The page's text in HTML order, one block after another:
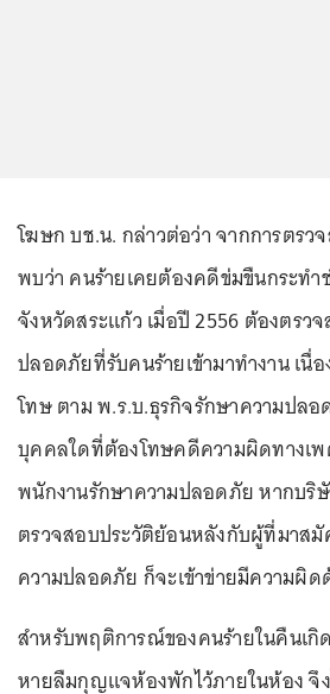
โฆษก บช.น. กล่าวต่อว่า จากการตรว
พบว่า คนร้ายเคยต้องคดีข่มขืนกระทำ
จังหวัดสระแก้ว เมื่อปี 2556 ต้องตรว
ปลอดภัยที่รับคนร้ายเข้ามาทำงาน เนื่
โทษ ตาม พ.ร.บ.ธุรกิจรักษาความปลอ
บุคคลใดที่ต้องโทษคดีความผิดทางเพ
พนักงานรักษาความปลอดภัย หากบริ
ตรวจสอบประวัติย้อนหลังกับผู้ที่มาสมั
ความปลอดภัย ก็จะเข้าข่ายมีความผิด
สำหรับพฤติการณ์ของคนร้ายในคืนเกิ
หายลืมกุญแจห้องพักไว้ภายในห้อง จึ